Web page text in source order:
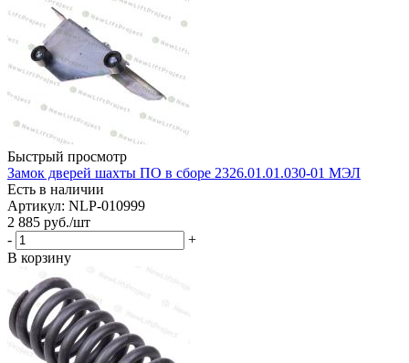
Быстрый просмотр
Замок дверей шахты ПО в сборе 2326.01.01.030-01 МЭЛ
Есть в наличии
Артикул: NLP-010999
2 885 руб./шт
-
+
В корзину